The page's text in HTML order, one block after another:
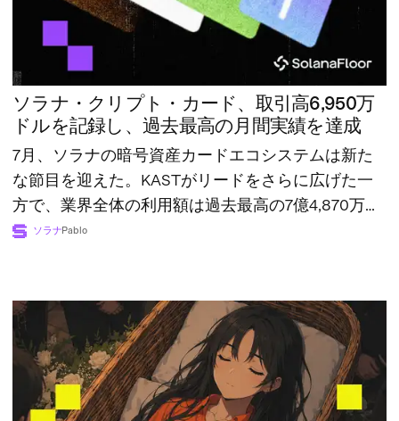
ソラナ・クリプト・カード、取引高6,950万
ドルを記録し、過去最高の月間実績を達成
7月、ソラナの暗号資産カードエコシステムは新た
な節目を迎えた。KASTがリードをさらに広げた一
方で、業界全体の利用額は過去最高の7億4,870万ド
ルに達した。
ソラナPablo